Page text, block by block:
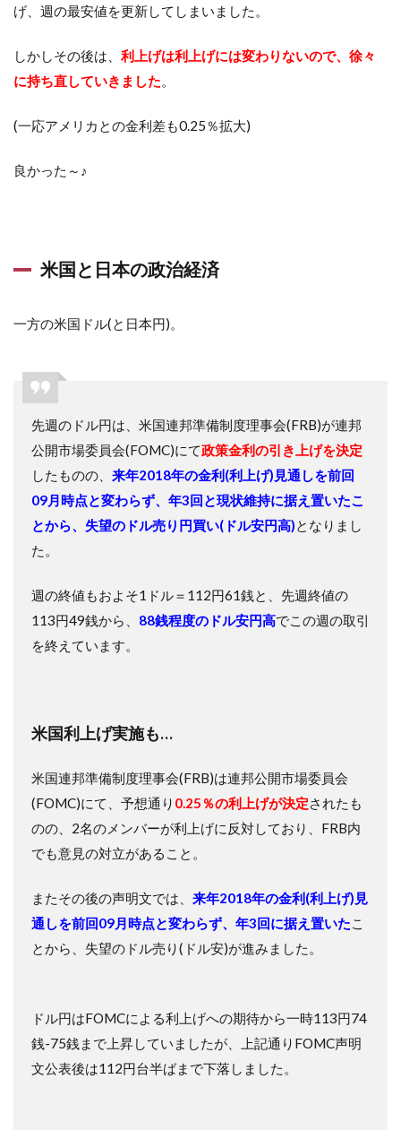
げ、週の最安値を更新してしまいました。
しかしその後は、 利上げは利上げには変わりないので、徐々
に持ち直していきました。
(一応アメリカとの金利差も0.25％拡大)
良かった～♪
米国と日本の政治経済
一方の米国ドル(と日本円)。
先週のドル円は、米国連邦準備制度理事会(FRB)が連邦
公開市場委員会(FOMC)にて政策金利の引き上げを決定
したものの、 来年2018年の金利(利上げ)見通しを前回
09月時点と変わらず、年3回と現状維持に据え置いたこ
とから、失望のドル売り円買い(ドル安円高)となりまし
た。
週の終値もおよそ1ドル＝112円61銭と、先週終値の
113円49銭から、 88銭程度のドル安円高でこの週の取引
を終えています。
米国利上げ実施も…
米国連邦準備制度理事会(FRB)は連邦公開市場委員会
(FOMC)にて、予想通り 0.25％の利上げが決定されたも
のの、2名のメンバーが利上げに反対しており、FRB内
でも意見の対立があること。
またその後の声明文では、 来年2018年の金利(利上げ)見
通しを前回09月時点と変わらず、年3回に据え置いたこ
とから、失望のドル売り(ドル安)が進みました。
ドル円はFOMCによる利上げへの期待から一時113円74
銭-75銭まで上昇していましたが、上記通りFOMC声明
文公表後は112円台半ばまで下落しました。